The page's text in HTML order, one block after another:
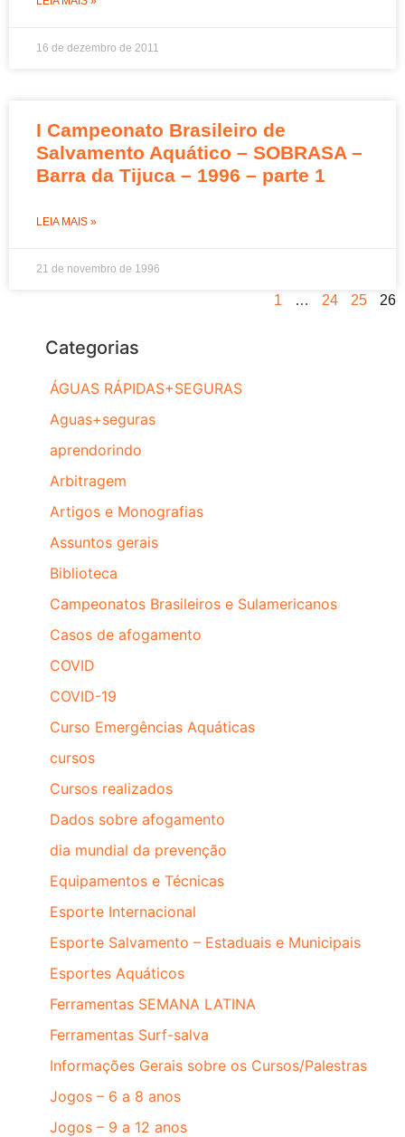
16 de dezembro de 2011
I Campeonato Brasileiro de
Salvamento Aquático – SOBRASA –
Barra da Tijuca – 1996 – parte 1
LEIA MAIS »
21 de novembro de 1996
1 … 24 25 26
Categorias
ÁGUAS RÁPIDAS+SEGURAS
Aguas+seguras
aprendorindo
Arbitragem
Artigos e Monografias
Assuntos gerais
Biblioteca
Campeonatos Brasileiros e Sulamericanos
Casos de afogamento
COVID
COVID-19
Curso Emergências Aquáticas
cursos
Cursos realizados
Dados sobre afogamento
dia mundial da prevenção
Equipamentos e Técnicas
Esporte Internacional
Esporte Salvamento – Estaduais e Municipais
Esportes Aquáticos
Ferramentas SEMANA LATINA
Ferramentas Surf-salva
Informações Gerais sobre os Cursos/Palestras
Jogos – 6 a 8 anos
Jogos – 9 a 12 anos